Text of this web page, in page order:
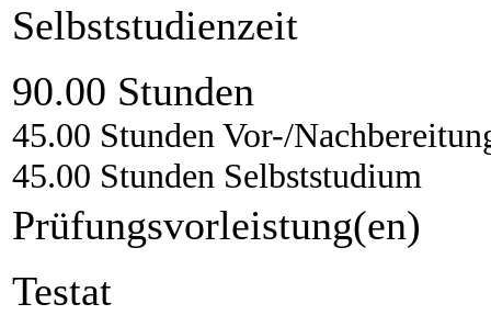
Selbststudienzeit
90.00 Stunden
45.00 Stunden Vor-/
45.00 Stunden Selbststudium
Prüfungsvorleistung(en)
Testat